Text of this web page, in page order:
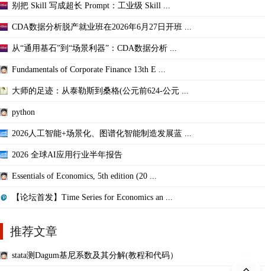
别把 Skill 写成超长 Prompt：工业级 Skill ...
CDA数据分析脱产就业班在2026年6月27日开班 ...
从“通用基石”到“场景利器”：CDA数据分析 ...
Fundamentals of Corporate Finance 13th E ...
大师的足迹：从泰勒斯到桑格(公元前624-公元 ...
python
2026人工智能+场景化、图谱化智能制造发展蓝 ...
2026 全球AI应用行业半年报告
Essentials of Economics, 5th edition (20 ...
【论坛首发】Time Series for Economics an ...
推荐文章
stata测Dagum基尼系数及其分解(教程和代码）